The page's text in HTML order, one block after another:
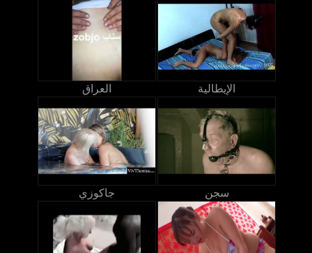
العراق الإيطالية
جاكوزي سجن